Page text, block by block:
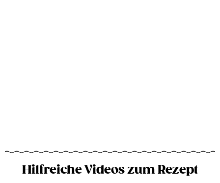
Hilfreiche Videos zum Rezept